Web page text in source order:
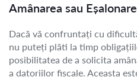
Amânarea sau
Dacă vă confruntați cu
nu puteți plăti la timp
posibilitatea de a solicita
a datoriilor fiscale. Aceasta